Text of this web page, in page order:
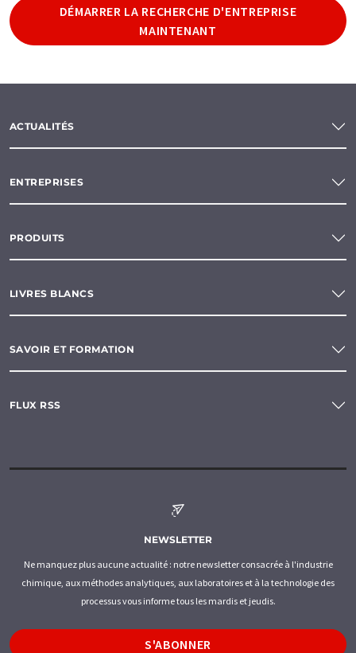
DÉMARRER LA RECHERCHE D'ENTREPRISE
MAINTENANT
ACTUALITÉS
ENTREPRISES
PRODUITS
LIVRES BLANCS
SAVOIR ET FORMATION
FLUX RSS
NEWSLETTER
Ne manquez plus aucune actualité : notre newsletter consacrée à l'industrie
chimique, aux méthodes analytiques, aux laboratoires et à la technologie des
processus vous informe tous les mardis et jeudis.
S'ABONNER